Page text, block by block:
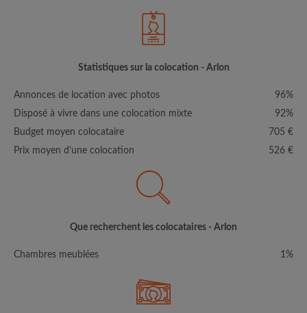
Statistiques sur la colocation - Arlon
Annonces de location avec photos
96%
Disposé à vivre dans une colocation mixte
92%
Budget moyen colocataire
705 €
Prix moyen d'une colocation
526 €
Que recherchent les colocataires - Arlon
Chambres meublées 1%